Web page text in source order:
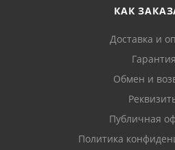
КАК
Доставка и
Гарантия
Обмен и
Публичная
Политика